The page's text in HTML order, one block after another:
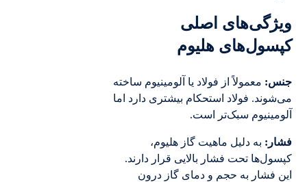
ویژگی‌های اصلی
کپسول‌های هلیوم
جنس: معمولاً از فولاد یا آلومینیوم ساخته
می‌شوند. فولاد استحکام بیشتری دارد اما
آلومینیوم سبک‌تر است.
فشار: به دلیل ماهیت گاز هلیوم،
کپسول‌ها تحت فشار بالایی قرار دارند.
این فشار به حجم و دمای گاز درون